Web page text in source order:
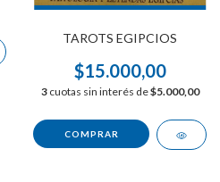
TAROTS EGIPCIOS
$15.000,00
3 cuotas sin interés de$5.000,00